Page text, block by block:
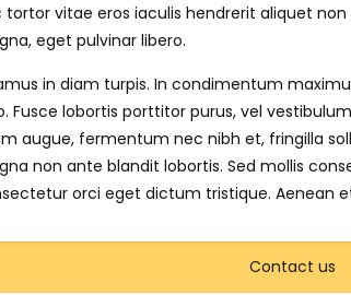
tortor vitae eros iaculis hendrerit aliquet
eget pulvinar libero.
in diam turpis. In condimentum
Fusce lobortis porttitor purus, vel
augue, fermentum nec nibh et, fringilla
non ante blandit lobortis. Sed mollis
orci eget dictum tristique. Aenean
Contact us